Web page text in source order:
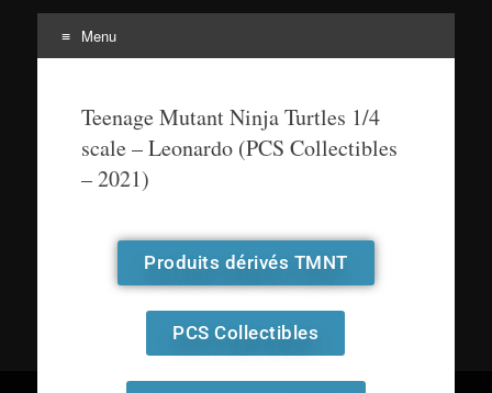
Menu
Teenage Mutant Ninja Turtles 1/4
scale – Leonardo (PCS Collectibles
– 2021)
Produits dérivés TMNT
PCS Collectibles